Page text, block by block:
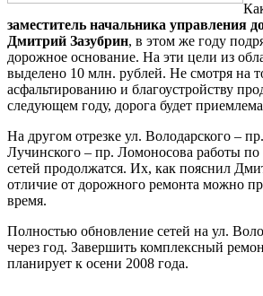
заместитель начальника управления
Дмитрий Зазубрин, в этом же году
дорожное основание. На эти цели из
выделено 10 млн. рублей. Не смотря на
асфальтированию и благоустройству
следующем году, дорога будет
На другом отрезке ул. Володарского –
Лучинского – пр. Ломоносова работы
сетей продолжатся. Их, как пояснил
отличие от дорожного ремонта можно
время.
Полностью обновление сетей на ул.
через год. Завершить комплексный
планирует к осени 2008 года.